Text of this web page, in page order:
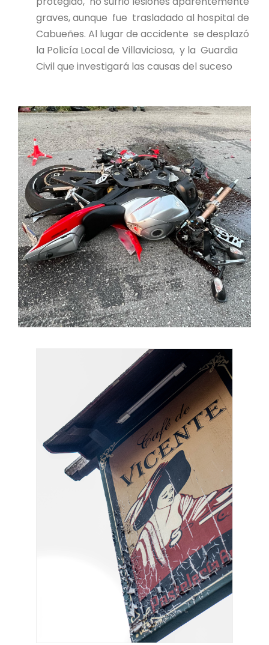
graves, aunque fue trasladado al hospital de
Cabueñes. Al lugar de accidente se desplazó
la Policía Local de Villaviciosa, y la Guardia
Civil que investigará las causas del suceso